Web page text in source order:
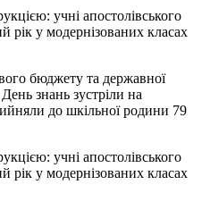
бюджету та державної
знань зустріли на
до шкільної родини 79